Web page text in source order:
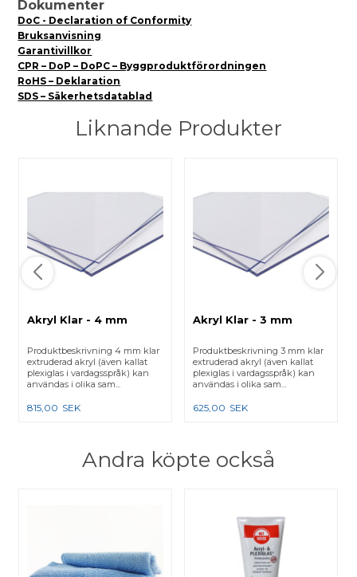
Dokumenter
DoC - Declaration of Conformity
Bruksanvisning
Garantivillkor
CPR – DoP – DoPC – Byggproduktförordningen
RoHS – Deklaration
SDS – Säkerhetsdatablad
Liknande Produkter
Akryl Klar - 4 mm
Produktbeskrivning 4 mm klar
extruderad akryl (även kallat
plexiglas i vardagsspråk) kan
användas i olika sam...
815,00 SEK
Akryl Klar - 3 mm
Produktbeskrivning 3 mm klar
extruderad akryl (även kallat
plexiglas i vardagsspråk) kan
användas i olika sam...
625,00 SEK
Andra köpte också